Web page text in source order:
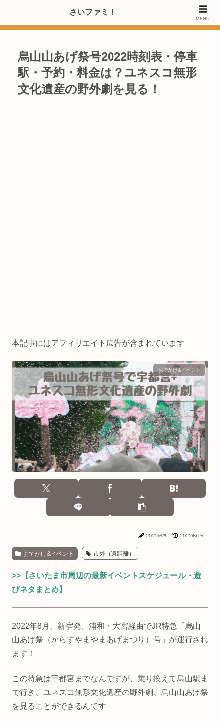
>>【PRのご協力内容更新しました】さいたま市のファミリー世代・20～
烏山山あげ祭号2022時刻表・停車
駅・予約・料金は？ユネスコ無形
文化遺産の野外劇を見る！
本記事にはアフィリエイト広告が含まれています
おでかけ&イベント
2022/6/9 2022/6/15
おでかけ&イベント 市外（遠距離）
>>【さいたま市周辺の最新イベントスケジュール・遊
びネタまとめ】
2022年8月、新宿発、浦和・大宮経由でJR特急「烏山
山あげ祭（からすやまやまあげまつり）号」が運行され
ます！
この特急は宇都宮までなんですが、乗り換えて烏山駅ま
で行き、ユネスコ無形文化遺産の野外劇、烏山山あげ祭
を見ることができるんです！
さいファミ！
MENU